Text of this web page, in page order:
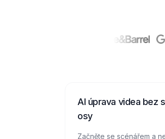
AI úprava videa bez
osy
Začněte se scénářem a